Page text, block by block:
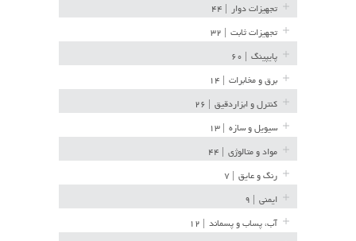
تجهیزات دوار
تجهیزات ثابت
پایپینگ
برق و مخابرات
کنترل و ابزاردقیق
سیویل و سازه
مواد و متالوژی
رنگ و عایق
ایمنی
آب، پساب و پسماند